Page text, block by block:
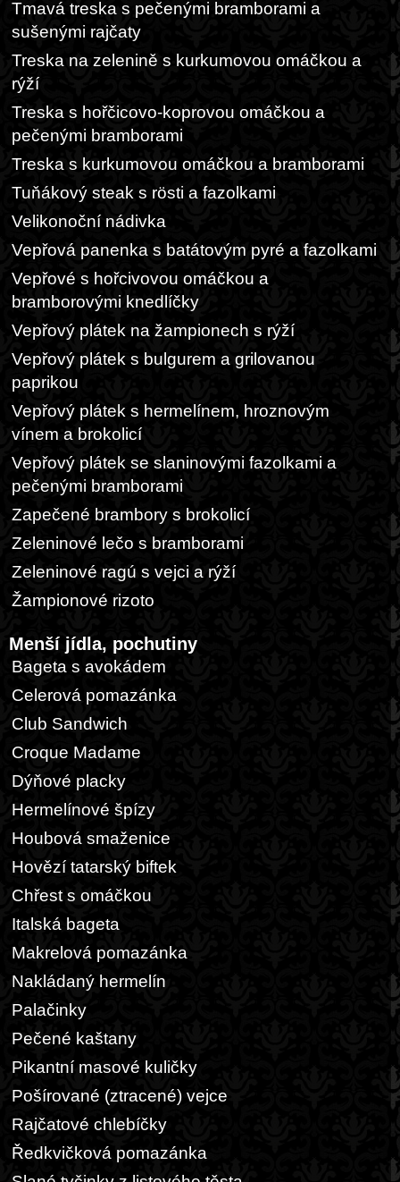
Tmavá treska s pečenými bramborami a
sušenými rajčaty
Treska na zelenině s kurkumovou omáčkou a
rýží
Treska s hořčicovo-koprovou omáčkou a
pečenými bramborami
Treska s kurkumovou omáčkou a bramborami
Tuňákový steak s rösti a fazolkami
Velikonoční nádivka
Vepřová panenka s batátovým pyré a fazolkami
Vepřové s hořcivovou omáčkou a
bramborovými knedlíčky
Vepřový plátek na žampionech s rýží
Vepřový plátek s bulgurem a grilovanou
paprikou
Vepřový plátek s hermelínem, hroznovým
vínem a brokolicí
Vepřový plátek se slaninovými fazolkami a
pečenými bramborami
Zapečené brambory s brokolicí
Zeleninové lečo s bramborami
Zeleninové ragú s vejci a rýží
Žampionové rizoto
Menší jídla, pochutiny
Bageta s avokádem
Celerová pomazánka
Club Sandwich
Croque Madame
Dýňové placky
Hermelínové špízy
Houbová smaženice
Hovězí tatarský biftek
Chřest s omáčkou
Italská bageta
Makrelová pomazánka
Nakládaný hermelín
Palačinky
Pečené kaštany
Pikantní masové kuličky
Pošírované (ztracené) vejce
Rajčatové chlebíčky
Ředkvičková pomazánka